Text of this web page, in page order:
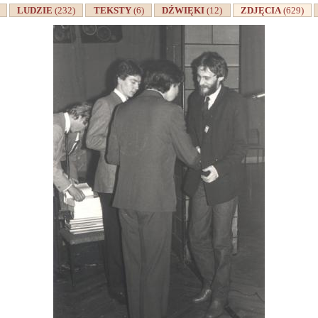
LUDZIE(232) TEKSTY (6) DŹWIĘKI(12) ZDJĘCIA(629)